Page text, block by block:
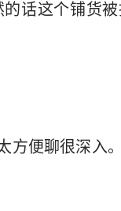
话这个铺货
方便聊很深入